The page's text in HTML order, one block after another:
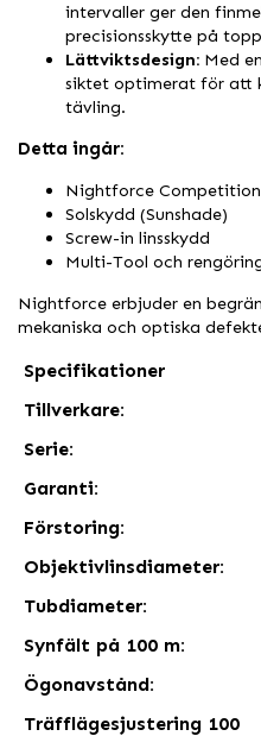
intervaller ger den
precisionsskytte på
Lättviktsdesign: Med
siktet optimerat för att
tävling.
Detta ingår:
Nightforce Competition
Solskydd (Sunshade)
Screw-in linsskydd
Multi-Tool och
Nightforce erbjuder en
mekaniska och optiska
Specifikationer
Tillverkare:
Serie:
Garanti:
Förstoring:
Objektivlinsdiameter:
Tubdiameter:
Synfält på 100 m:
Ögonavstånd:
Träfflägesjustering 100